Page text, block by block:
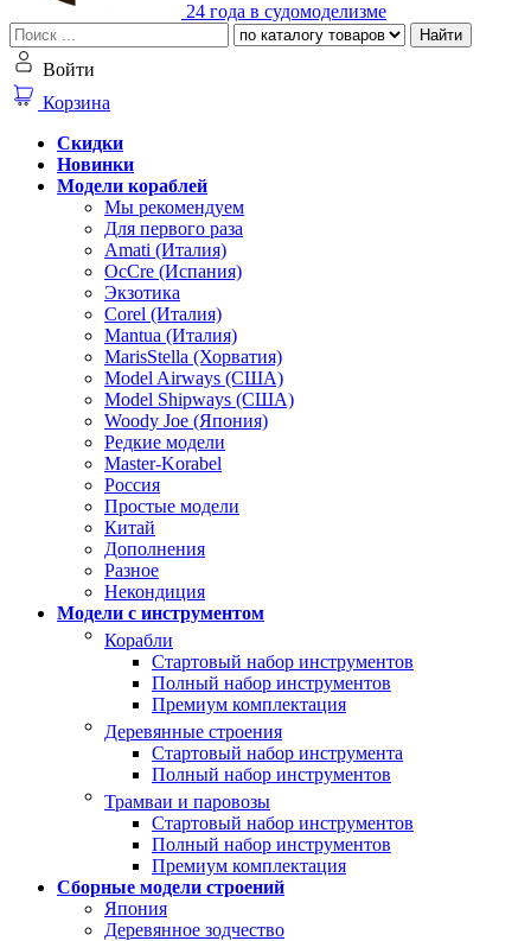
24 года в судомоделизме
Найти
Войти
Корзина
Скидки
Новинки
Модели кораблей
Мы рекомендуем
Для первого раза
Amati (Италия)
OcCre (Испания)
Экзотика
Corel (Италия)
Mantua (Италия)
MarisStella (Хорватия)
Model Airways (США)
Model Shipways (США)
Woody Joe (Япония)
Редкие модели
Master-Korabel
Россия
Простые модели
Китай
Дополнения
Разное
Некондиция
Модели с инструментом
Корабли
Стартовый набор инструментов
Полный набор инструментов
Премиум комплектация
Деревянные строения
Стартовый набор инструмента
Полный набор инструментов
Трамваи и паровозы
Стартовый набор инструментов
Полный набор инструментов
Премиум комплектация
Сборные модели строений
Япония
Деревянное зодчество